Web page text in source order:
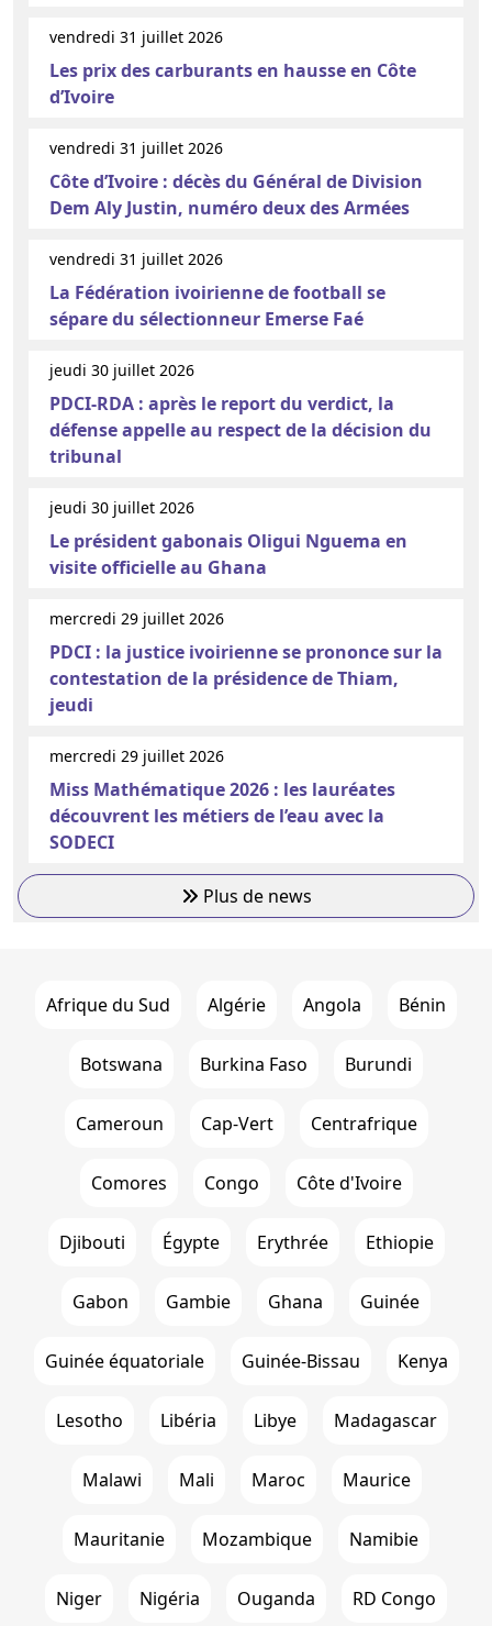
vendredi 31 juillet 2026
Les prix des carburants en hausse en Côte
d’Ivoire
vendredi 31 juillet 2026
Côte d’Ivoire : décès du Général de Division
Dem Aly Justin, numéro deux des Armées
vendredi 31 juillet 2026
La Fédération ivoirienne de football se
sépare du sélectionneur Emerse Faé
jeudi 30 juillet 2026
PDCI-RDA : après le report du verdict, la
défense appelle au respect de la décision du
tribunal
jeudi 30 juillet 2026
Le président gabonais Oligui Nguema en
visite officielle au Ghana
mercredi 29 juillet 2026
PDCI : la justice ivoirienne se prononce sur la
contestation de la présidence de Thiam,
jeudi
mercredi 29 juillet 2026
Miss Mathématique 2026 : les lauréates
découvrent les métiers de l’eau avec la
SODECI
Plus de news
Afrique du Sud Algérie Angola Bénin
Botswana Burkina Faso Burundi
Cameroun Cap-Vert Centrafrique
Comores Congo Côte d'Ivoire
Djibouti Égypte Erythrée Ethiopie
Gabon Gambie Ghana Guinée
Guinée équatoriale Guinée-Bissau Kenya
Lesotho Libéria Libye Madagascar
Malawi Mali Maroc Maurice
Mauritanie Mozambique Namibie
Niger Nigéria Ouganda RD Congo